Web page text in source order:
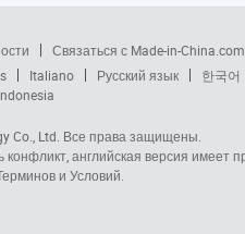
Связаться с Made-in-China.com
Italiano Русский язык 한국어
Co., Ltd. Все права защищены.
английская версия
и Условий.